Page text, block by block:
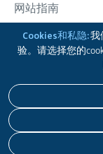
Cookies和私隐:我
验。请选择您的
网站指南
太古集团
版权 © 2026 太古股
免责声明私隐政策